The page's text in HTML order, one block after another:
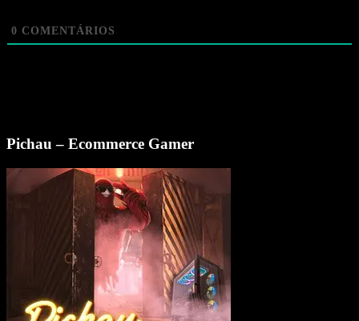
0 COMENTÁRIOS
Pichau – Ecommerce Gamer